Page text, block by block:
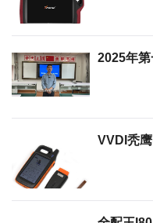
2025年
VVDI秃